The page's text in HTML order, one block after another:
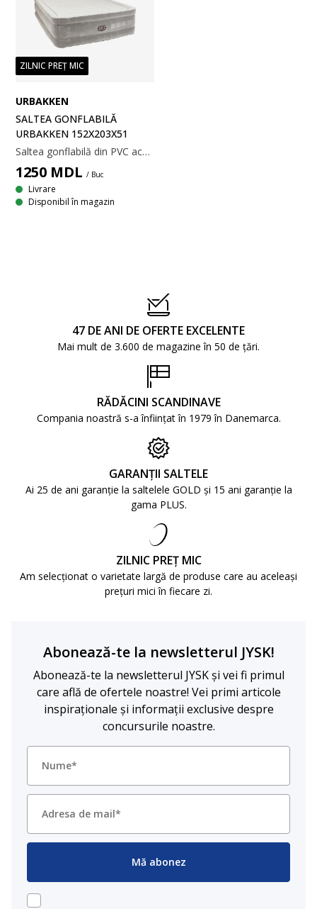
ZILNIC PREȚ MIC
URBAKKEN
SALTEA GONFLABILĂ
URBAKKEN 152X203X51
Saltea gonflabilă din PVC acoperit cu velur catifelat. Construcție interioară cu întărituri TRITECH™. Cu pompă electrică integrată. Incl. pungă pentru depozitare. 152x203x51 cm
1250 MDL / Buc
Livrare
Disponibil în magazin
47 DE ANI DE OFERTE EXCELENTE
Mai mult de 3.600 de magazine în 50 de țări.
RĂDĂCINI SCANDINAVE
Compania noastră s-a înființat în 1979 în Danemarca.
GARANȚII SALTELE
Ai 25 de ani garanție la saltelele GOLD și 15 ani garanție la
gama PLUS.
ZILNIC PREȚ MIC
Am selecționat o varietate largă de produse care au aceleași
prețuri mici în fiecare zi.
Abonează-te la newsletterul JYSK!
Abonează-te la newsletterul JYSK și vei fi primul
care află de ofertele noastre! Vei primi articole
inspiraționale și informații exclusive despre
concursurile noastre.
Mă abonez